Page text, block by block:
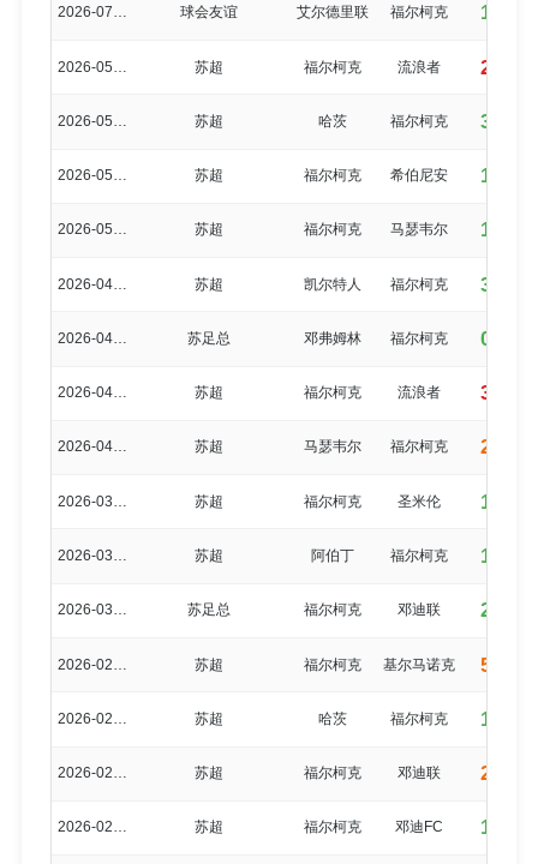
2026-07-08 球会友谊 艾尔德里联 福尔柯克 1-2
苏超 福尔柯克 流浪者 2-5
苏超 哈茨 福尔柯克 3-0
2026-05-09 苏超 福尔柯克 希伯尼安 1-3
2026-05-02 苏超 福尔柯克 马瑟韦尔 1-0
2026-04-26 苏超 凯尔特人 福尔柯克 3-1
2026-04-18 苏足总 邓弗姆林 福尔柯克 0-0
2026-04-12 苏超 福尔柯克 流浪者 3-6
2026-04-04 苏超 马瑟韦尔 福尔柯克 2-3
苏超 福尔柯克 圣米伦 1-2
2026-03-14 苏超 阿伯丁 福尔柯克 1-1
2026-03-07 苏足总 福尔柯克 邓迪联 2-1
苏超 福尔柯克 基尔马诺克 5-1
2026-02-21 苏超 哈茨 福尔柯克 1-0
2026-02-14 苏超 福尔柯克 邓迪联 2-3
2026-02-12 苏超 福尔柯克 邓迪FC 1-0